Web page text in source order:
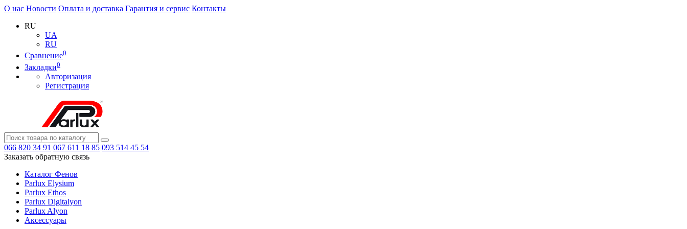
О нас Новости Оплата и доставка Гарантия и сервис Контакты
RU
UA
RU
Сравнение0
Закладки0
Авторизация
Регистрация
066 820 34 91 067 611 18 85 093 514 45 54
Заказать обратную связь
Каталог Фенов
Parlux Elysium
Parlux Ethos
Parlux Digitalyon
Parlux Alyon
Аксессуары